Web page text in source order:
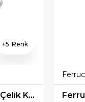
5
Ferrucci FER.03739M.03 Çelik Kordon Erkek Kol Saati